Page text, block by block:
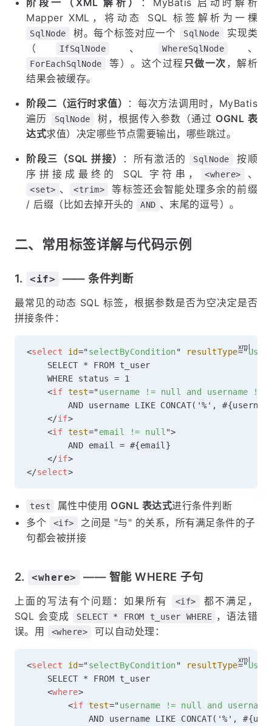
阶段一（XML 解析）
：MyBatis 启动时解析
Mapper XML，将动态 SQL 标签解析为一棵
SqlNode 树。每个标签对应一个 SqlNode
实现类
（
IfSqlNode 、 WhereSqlNode 、
ForEachSqlNode 等）。这个过程 只做一次 ，解析
结果会被缓存。
阶段二（运行时求值）
：每次方法调用时，MyBatis
遍历
SqlNode 树，根据传入参数（通过 OGNL 表
达式求值）决定哪些节点需要输出，哪些跳过。
阶段三（SQL 拼接） ：所有激活的 SqlNode
按顺
序拼接成最终的 SQL 字符串，
<where> 、
<set> 、 <trim>
等标签还会智能处理多余的前缀
/ 后缀（比如去掉开头的
AND 、末尾的逗号）。
二、常用标签详解与代码示例
1. <if> —— 条件判断
最常见的动态 SQL 标签，根据参数是否为空决定是否
拼接条件：
<select id="selectByCondition" resultType="User
    SELECT * FROM t_user
    WHERE status = 1
<if test="username != null and username
AND username LIKE CONCAT('%',
</if>
<if test="email != null">
        AND email = #{email}
</if>
</select>
test 属性中使用 OGNL 表达式进行条件判断
多个
<if>
之间是 "与" 的关系，所有满足条件的子
句都会被拼接
2. <where> —— 智能 WHERE 子句
上面的写法有个问题：如果所有 <if>
都不满足，
SQL 会变成
SELECT * FROM t_user WHERE ，语法错
误。用
<where> 可以自动处理：
<select id="selectByCondition" resultType="User
    SELECT * FROM t_user
<where>
<if test="username != null and
AND username LIKE CONCAT('%',